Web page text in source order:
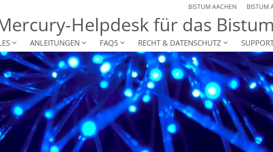
BISTUM AACHEN BISTUM
Helpdesk für das
ANLEITUNGEN FAQS RECHT & DATENSCHUTZ